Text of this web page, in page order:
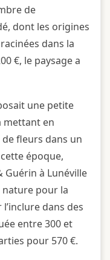
de
dont les origines
dans la
€, le paysage a
une petite
mettant en
fleurs dans un
époque,
Guérin à Lunéville
nature pour la
dans des
entre 300 et
pour 570 €.